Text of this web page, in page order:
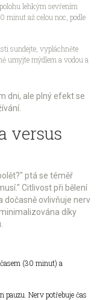
lehkým sevřením
minut až celou noc, podle
sundejte, vypláchněte
umyjte mýdlem a vodou a
dni, ale plný efekt se
versus
ptá se téměř
Citlivost při bělení
dočasně ovlivňuje nerv
díky
(30 minut) a
pauzu. Nerv potřebuje čas